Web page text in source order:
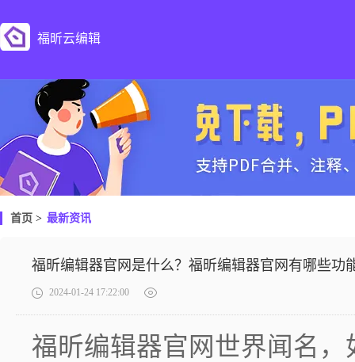
福昕云编辑
首页 > 最新资讯
福昕编辑器官网是什么？福昕编辑器官网有哪些功
2024-01-24 17:22:00
福昕编辑器官网世界闻名